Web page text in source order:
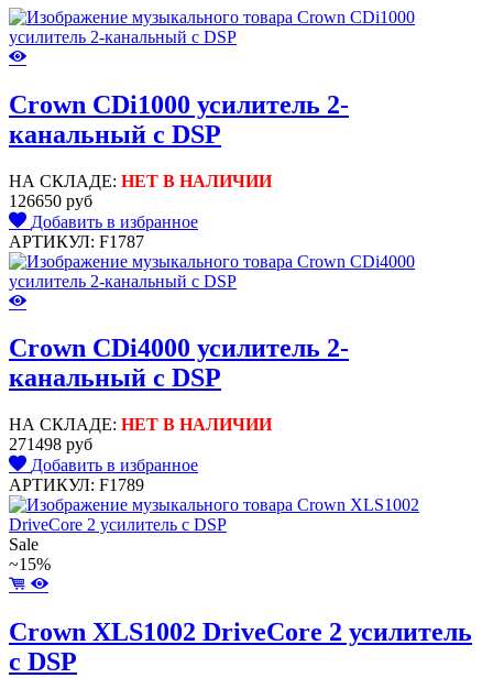
Crown CDi1000 усилитель 2-
канальный с DSP
НА СКЛАДЕ: НЕТ В НАЛИЧИИ
126650 руб
Добавить в избранное
АРТИКУЛ: F1787
Crown CDi4000 усилитель 2-
канальный с DSP
НА СКЛАДЕ: НЕТ В НАЛИЧИИ
271498 руб
Добавить в избранное
АРТИКУЛ: F1789
Sale
~15%
Crown XLS1002 DriveCore 2 усилитель
c DSP